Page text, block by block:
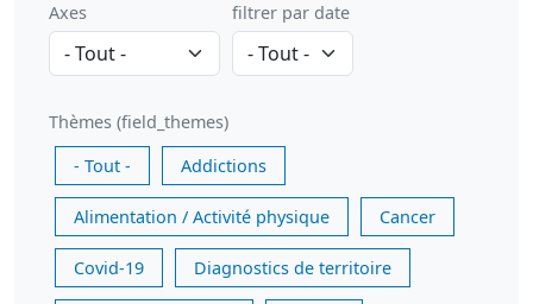
Axes filtrer par date
Thèmes (field_themes)
- Tout -
Addictions
Alimentation / Activité physique Cancer
Covid-19 Diagnostics de territoire